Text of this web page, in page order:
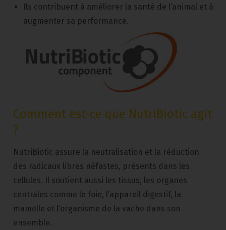
Ils contribuent à améliorer la santé de l’animal et à
augmenter sa performance.
Comment est-ce que NutriBiotic agit
?
NutriBiotic assure la neutralisation et la réduction
des radicaux libres néfastes, présents dans les
cellules. Il soutient aussi les tissus, les organes
centrales comme le foie, l’appareil digestif, la
mamelle et l’organisme de la vache dans son
ensemble.